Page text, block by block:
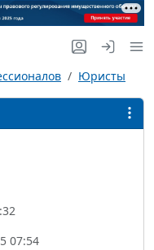
Юристы
07:54